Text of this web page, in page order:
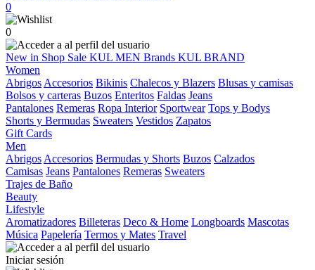
0
0
New in Shop Sale KUL MEN Brands KUL BRAND
Women
Abrigos Accesorios Bikinis Chalecos y Blazers Blusas y camisas
Bolsos y carteras Buzos Enteritos Faldas Jeans
Pantalones Remeras Ropa Interior Sportwear Tops y Bodys
Shorts y Bermudas Sweaters Vestidos Zapatos
Gift Cards
Men
Abrigos Accesorios Bermudas y Shorts Buzos Calzados
Camisas Jeans Pantalones Remeras Sweaters
Trajes de Baño
Beauty
Lifestyle
Aromatizadores Billeteras Deco & Home Longboards Mascotas
Música Papelería Termos y Mates Travel
Iniciar sesión